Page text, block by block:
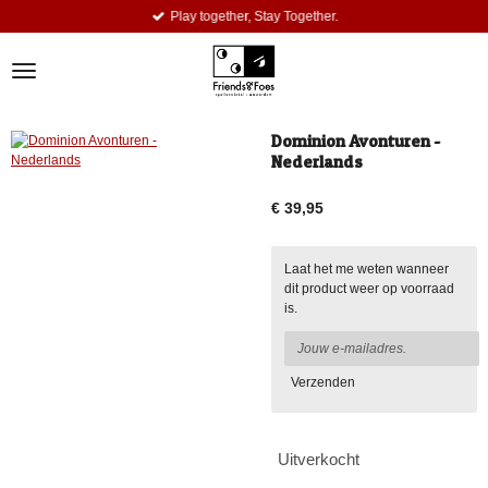
de
Play together, Stay Together.
Dominion Avonturen -
Nederlands
€ 39,95
Laat het me weten wanneer
dit product weer op voorraad
is.
Verzenden
Uitverkocht